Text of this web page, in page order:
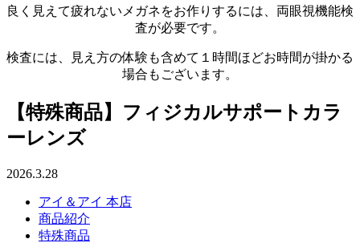
良く見えて疲れないメガネをお作りするには、両眼視機能検
査が必要です。
検査には、見え方の体験も含めて１時間ほどお時間が掛かる
場合もございます。
【特殊商品】フィジカルサポートカラ
ーレンズ
2026.3.28
アイ＆アイ 本店
商品紹介
特殊商品